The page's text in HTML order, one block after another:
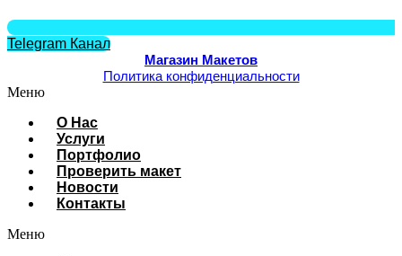
Telegram Канал
Магазин Макетов
Политика конфиденциальности
Меню
О Нас
Услуги
Портфолио
Проверить макет
Новости
Контакты
Меню